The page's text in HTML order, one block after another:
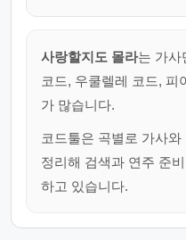
사랑할지도 몰라는 가사
코드, 우쿨렐레 코드, 피
가 많습니다.
코드툴은 곡별로 가사
정리해 검색과 연주 준
하고 있습니다.